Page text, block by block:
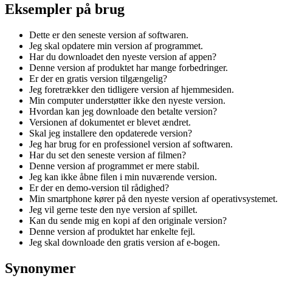
Eksempler på brug
Dette er den seneste version af softwaren.
Jeg skal opdatere min version af programmet.
Har du downloadet den nyeste version af appen?
Denne version af produktet har mange forbedringer.
Er der en gratis version tilgængelig?
Jeg foretrækker den tidligere version af hjemmesiden.
Min computer understøtter ikke den nyeste version.
Hvordan kan jeg downloade den betalte version?
Versionen af dokumentet er blevet ændret.
Skal jeg installere den opdaterede version?
Jeg har brug for en professionel version af softwaren.
Har du set den seneste version af filmen?
Denne version af programmet er mere stabil.
Jeg kan ikke åbne filen i min nuværende version.
Er der en demo-version til rådighed?
Min smartphone kører på den nyeste version af operativsystemet.
Jeg vil gerne teste den nye version af spillet.
Kan du sende mig en kopi af den originale version?
Denne version af produktet har enkelte fejl.
Jeg skal downloade den gratis version af e-bogen.
Synonymer